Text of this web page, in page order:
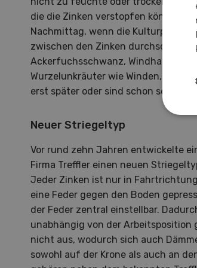
die die Zinken verstopfen könnten.
Nachmittag, wenn die
zwischen den Zinken
Ackerfuchsschwanz, Windhalm,
Wurzelunkräuter wie Winden,
erst später oder sind schon sehr
Neuer Striegeltyp
Vor rund zehn Jahren entwickelte
Firma Treffler einen neuen
Jeder Zinken ist nur in
eine Feder gegen den Boden
der Feder zentral einstellbar.
unabhängig von der
nicht aus, wodurch sich auch
sowohl auf der Krone als auch an